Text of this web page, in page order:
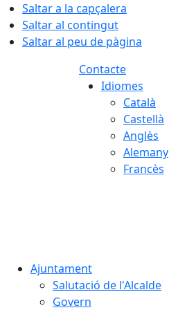
Saltar a la capçalera
Saltar al contingut
Saltar al peu de pàgina
Contacte
Idiomes
Català
Castellà
Anglès
Alemany
Francès
Ajuntament
Salutació de l'Alcalde
Govern